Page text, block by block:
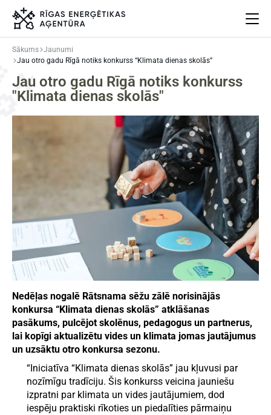
Projekti
Energoefektivitāte
Pasākumi
Jaunumi
Aprites ekonomika
Iesaisties
Elpo Rīga!
Ēkas atjaunošanas ABC
Meklēt Language
Sākums Jaunumi
Jau otro gadu Rīgā notiks konkurss “Klimata dienas skolās”
Jau otro gadu Rīgā notiks konkurss
"Klimata dienas skolās"
Nedēļas nogalē Rātsnama sēžu zālē norisinājās
konkursa “Klimata dienas skolās” atklāšanas
pasākums, pulcējot skolēnus, pedagogus un partnerus,
lai kopīgi aktualizētu vides un klimata jomas jautājumus
un uzsāktu otro konkursa sezonu.
“Iniciatīva “Klimata dienas skolās” jau kļuvusi par
nozīmīgu tradīciju. Šis konkurss veicina jauniešu
izpratni par klimata un vides jautājumiem, dod
iespēju praktiski rīkoties un piedalīties pārmaiņu